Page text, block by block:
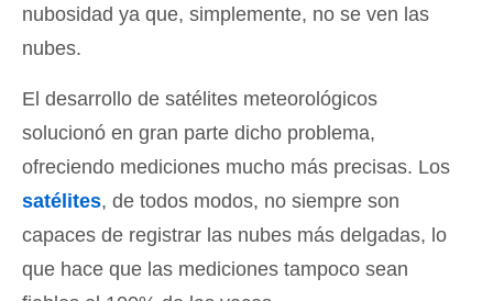
nubosidad ya que, simplemente, no se ven las
nubes.
El desarrollo de satélites meteorológicos
solucionó en gran parte dicho problema,
ofreciendo mediciones mucho más precisas. Los
satélites, de todos modos, no siempre son
capaces de registrar las nubes más delgadas, lo
que hace que las mediciones tampoco sean